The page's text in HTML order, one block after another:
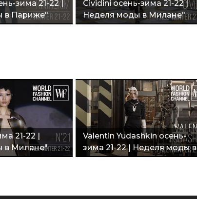
зима 21-22 |
в Париже"
Cividini осень-зима 21-22 |
Неделя моды в Милане"
21-22 |
в Милане"
Valentin Yudashkin осень-
зима 21-22 | Неделя моды в
Париже"